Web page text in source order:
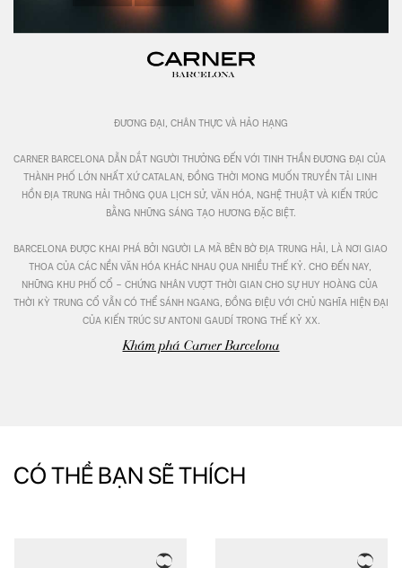
đương đại, chân thực và hảo hạng
carner barcelona dẫn dắt người thưởng đến với tinh thần đương đại của
thành phố lớn nhất xứ catalan, đồng thời mong muốn truyền tải linh
hồn địa trung hải thông qua lịch sử, văn hóa, nghệ thuật và kiến trúc
bằng những sáng tạo hương đặc biệt.
barcelona được khai phá bởi người la mã bên bờ địa trung hải, là nơi giao
thoa của các nền văn hóa khác nhau qua nhiều thế kỷ. cho đến nay,
những khu phố cổ - chứng nhân vượt thời gian cho sự huy hoàng của
thời kỳ trung cổ vẫn có thể sánh ngang, đồng điệu với chủ nghĩa hiện đại
của kiến trúc sư antoni gaudí trong thế kỷ xx.
Khám phá Carner Barcelona
CÓ THỂ BẠN SẼ THÍCH